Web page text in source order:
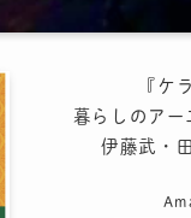
『ケ
暮らしのアー
伊藤武・